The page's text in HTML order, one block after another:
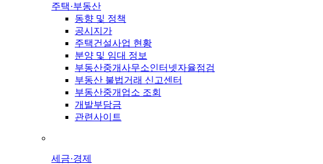
주택·부동산
동향 및 정책
공시지가
주택건설사업 현황
분양 및 임대 정보
부동산중개사무소인터넷자율점검
부동산 불법거래 신고센터
부동산중개업소 조회
개발부담금
관련사이트
세금·경제